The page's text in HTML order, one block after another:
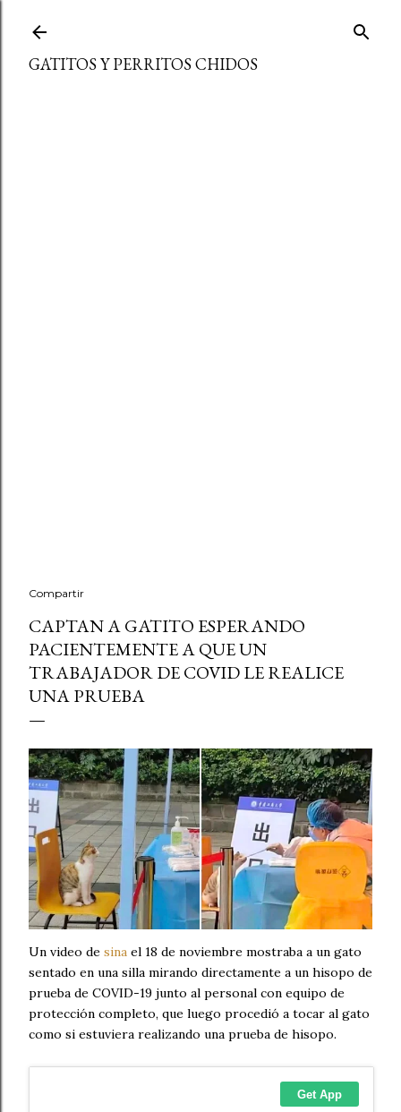
GATITOS Y PERRITOS CHIDOS
Compartir
CAPTAN A GATITO ESPERANDO
PACIENTEMENTE A QUE UN
TRABAJADOR DE COVID LE REALICE
UNA PRUEBA
Un video de sina el 18 de noviembre mostraba a un gato
sentado en una silla mirando directamente a un hisopo de
prueba de COVID-19 junto al personal con equipo de
protección completo, que luego procedió a tocar al gato
como si estuviera realizando una prueba de hisopo.